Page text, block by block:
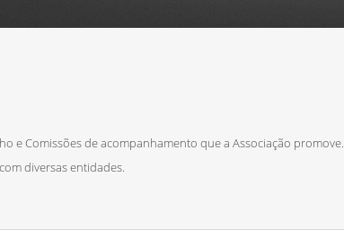
e Comissões de acompanhamento que a Associação promove.
diversas entidades.